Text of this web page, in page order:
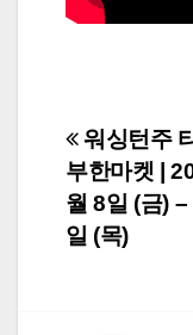
Post
워싱턴주
부한마켓 |
월 8일 (금)
일 (목)